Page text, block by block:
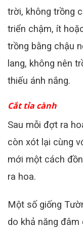
trời, không trồng
triển chậm, ít
trồng bằng chậu
lang, không nên
thiếu ánh nắng.
Cắt tỉa cành
Sau mỗi đợt ra
còn xót lại cùng
mới một cách
ra hoa.
Một số giống
do khả năng